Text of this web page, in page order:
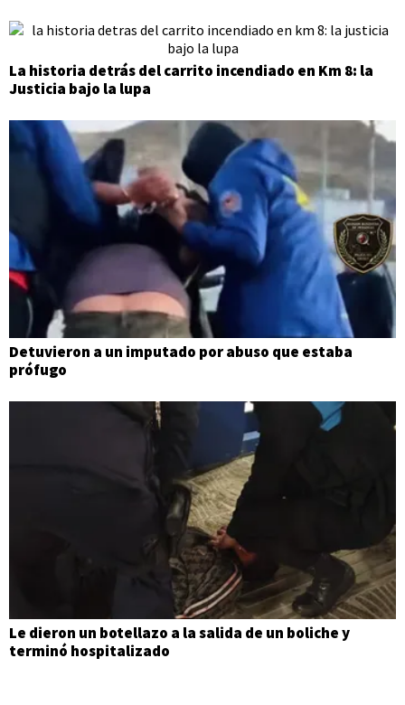
La historia detrás del carrito incendiado en Km 8: la
Justicia bajo la lupa
Detuvieron a un imputado por abuso que estaba
prófugo
Le dieron un botellazo a la salida de un boliche y
terminó hospitalizado